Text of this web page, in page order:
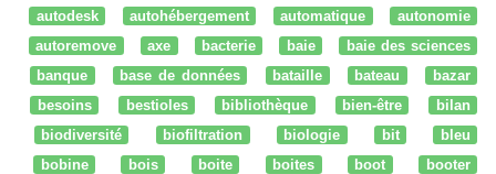
autodesk
autohébergement automatique
autonomie
autoremove
axe bacterie baie
baie des sciences
banque
base de données bataille bateau
bazar
besoins
bestioles bibliothèque bien-être
bilan
biodiversité
biofiltration biologie bit
bleu
bobine
bois boite boites boot
booter